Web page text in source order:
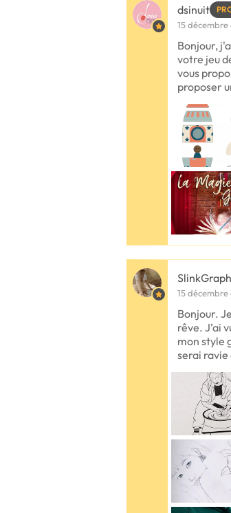
dsinuit
15 décembre
Bonjour,
votre jeu
vous
proposer
15 décembre
Bonjour.
rêve. J’ai
mon style
serai ravie